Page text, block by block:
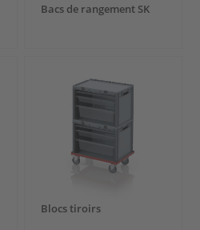
Bacs de rangement SK
Blocs tiroirs